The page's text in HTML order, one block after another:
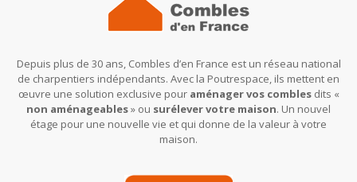
Depuis plus de 30 ans, Combles d’en France est un réseau national
de charpentiers indépendants. Avec la Poutrespace, ils mettent en
œuvre une solution exclusive pour aménager vos comblesdits «
non aménageables» ou surélever votre maison. Un nouvel
étage pour une nouvelle vie et qui donne de la valeur à votre
maison.